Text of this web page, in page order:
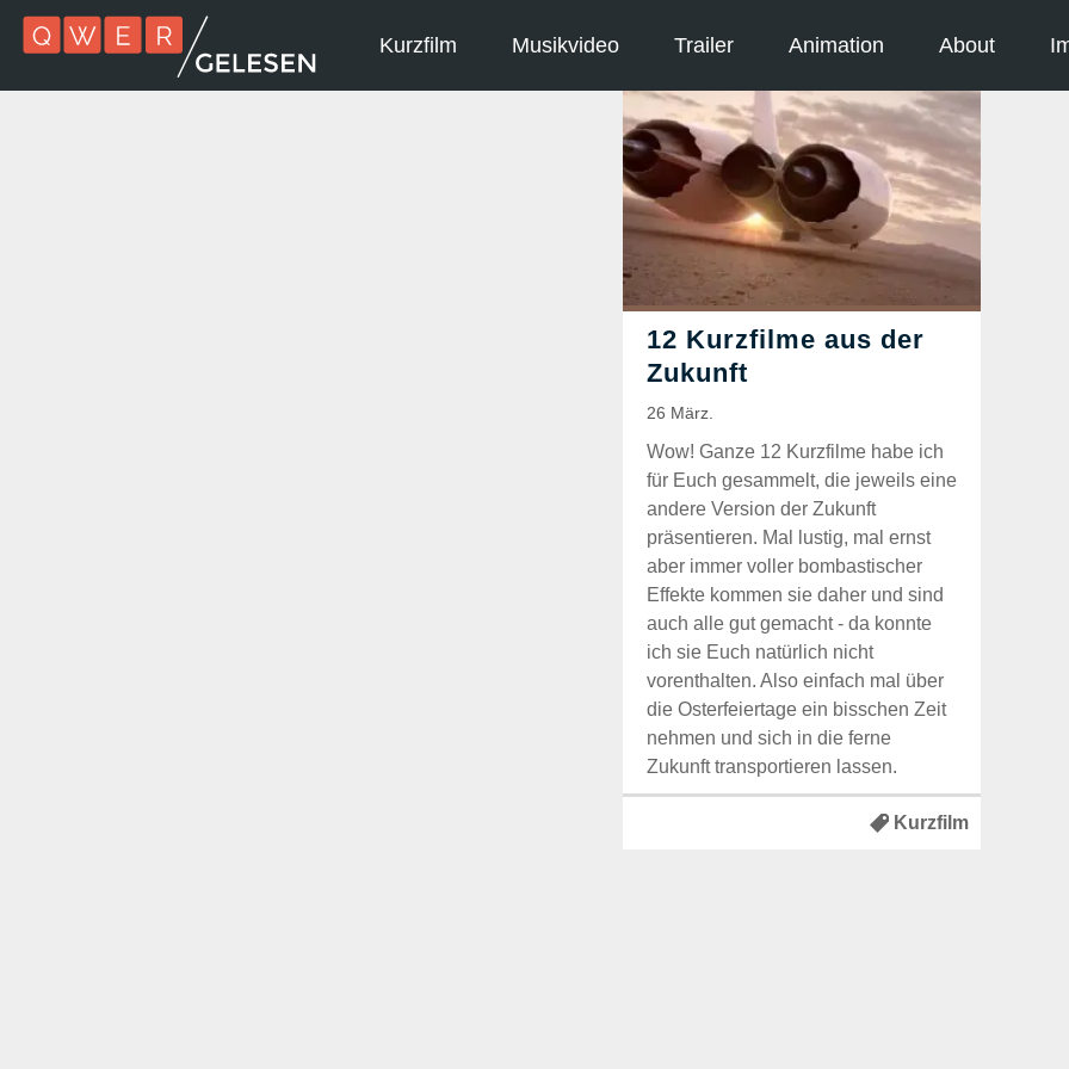
Kurzfilm Musikvideo Trailer Animation About
Wow! Ganze 12 Kurzfilme habe ich
für Euch gesammelt, die jeweils eine
andere Version der Zukunft
präsentieren. Mal lustig, mal ernst
aber immer voller bombastischer
Effekte kommen sie daher und sind
auch alle gut gemacht - da konnte
ich sie Euch natürlich nicht
vorenthalten. Also einfach mal über
die Osterfeiertage ein bisschen Zeit
nehmen und sich in die ferne
Zukunft transportieren lassen.
Kurzfilm